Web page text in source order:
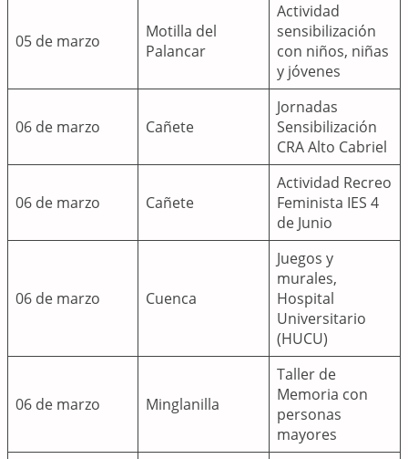
05 de marzo
Motilla del
Palancar
Actividad
sensibilización
con niños, niñas
y jóvenes
06 de marzo Cañete
Jornadas
Sensibilización
CRA Alto Cabriel
06 de marzo Cañete
Actividad Recreo
Feminista IES 4
de Junio
06 de marzo Cuenca
Juegos y
murales,
Hospital
Universitario
(HUCU)
06 de marzo Minglanilla
Taller de
Memoria con
personas
mayores